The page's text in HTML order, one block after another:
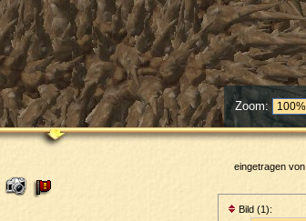
Zoom:
eingetragen von
Bild (1):